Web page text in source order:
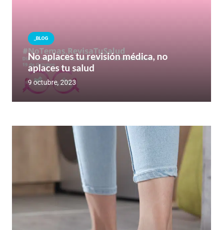
_BLOG
No aplaces tu revisión médica, no
aplaces tu salud
9 octubre, 2023